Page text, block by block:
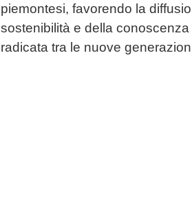
piemontesi, favorendo la
sostenibilità e della
radicata tra le nuove